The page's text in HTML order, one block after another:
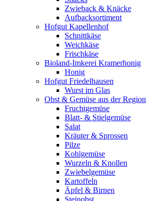
Zwieback & Knäcke
Aufbacksortiment
Hofgut Kapellenhof
Schnittkäse
Weichkäse
Frischkäse
Bioland-Imkerei Kramerhonig
Honig
Hofgut Friedelhausen
Wurst im Glas
Obst & Gemüse aus der Region
Fruchtgemüse
Blatt- & Stielgemüse
Salat
Kräuter & Sprossen
Pilze
Kohlgemüse
Wurzeln & Knollen
Zwiebelgemüse
Kartoffeln
Äpfel & Birnen
Steinobst